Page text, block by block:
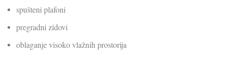
spušteni plafoni
pregradni zidovi
oblaganje visoko vlažnih prostorija